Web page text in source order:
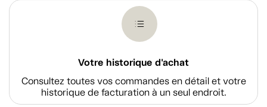
Votre historique d'achat
Consultez toutes vos commandes en détail et votre
historique de facturation à un seul endroit.